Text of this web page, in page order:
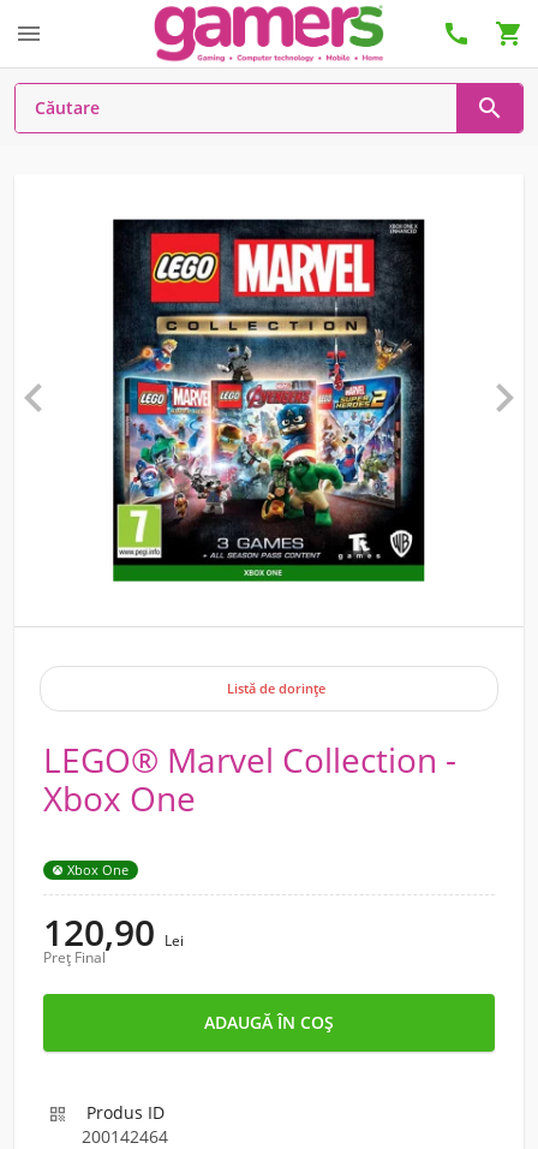
  

 
Listă de dorințe
LEGO® Marvel Collection -
Xbox One
Xbox One
120,90 Lei
Preț Final

Produs ID
200142464